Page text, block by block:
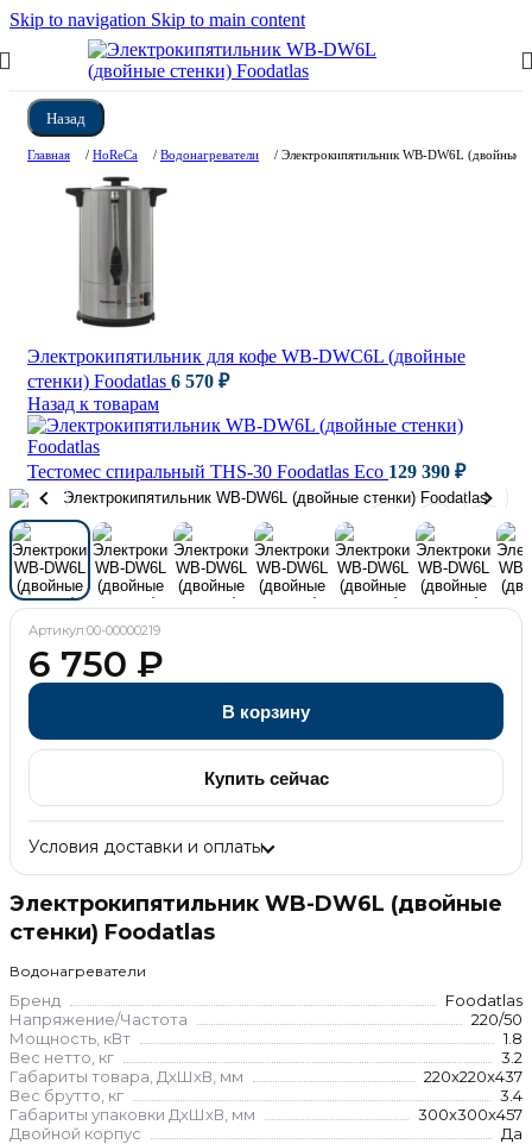
Skip to navigation Skip to main content
Назад
Главная / HoReCa / Водонагреватели / Электрокипятильник WB-DW6L (двойные
Электрокипятильник для кофе WB-DWC6L (двойные
стенки) Foodatlas 6 570 ₽
Назад к товарам
Тестомес спиральный THS-30 Foodatlas Eco 129 390 ₽
Электрокипятильник WB-DW6L (двойные
стенки) Foodatlas
Водонагреватели
Бренд
Foodatlas
Напряжение/Частота
220/50
Мощность, кВт
1.8
Вес нетто, кг
3.2
Габариты товара, ДхШхВ, мм
220x220x437
Вес брутто, кг
3.4
Габариты упаковки ДхШхВ, мм
300x300x457
Двойной корпус
Да
Артикул:00-00000219
6 750 ₽
В корзину
Купить сейчас
Условия доставки и оплаты